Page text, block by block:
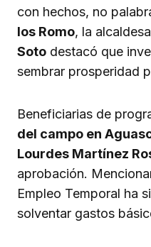
con hechos, no
los Romo, la alcaldesa
Soto destacó que
sembrar prosperidad
Beneficiarias de
del campo en
Lourdes Martínez
aprobación.
Empleo Temporal ha
solventar gastos